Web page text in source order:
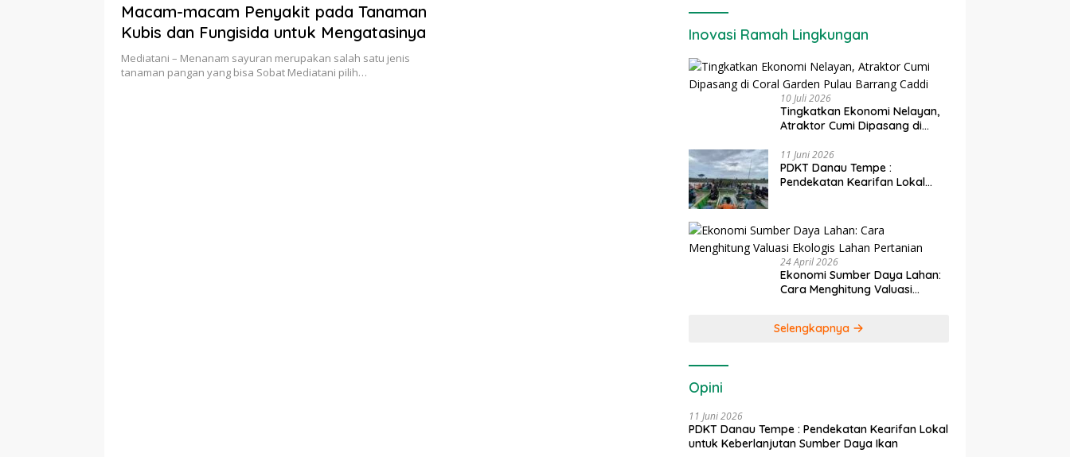
Macam-macam Penyakit pada Tanaman
Kubis dan Fungisida untuk Mengatasinya
Mediatani – Menanam sayuran merupakan salah satu jenis
tanaman pangan yang bisa Sobat Mediatani pilih…
Inovasi Ramah Lingkungan
10 Juli 2026
Tingkatkan Ekonomi Nelayan,
Atraktor Cumi Dipasang di
Caddi
11 Juni 2026
PDKT Danau Tempe :
Pendekatan Kearifan Lokal
24 April 2026
Ekonomi Sumber Daya Lahan:
Cara Menghitung Valuasi
Selengkapnya
Opini
11 Juni 2026
PDKT Danau Tempe : Pendekatan Kearifan Lokal
untuk Keberlanjutan Sumber Daya Ikan